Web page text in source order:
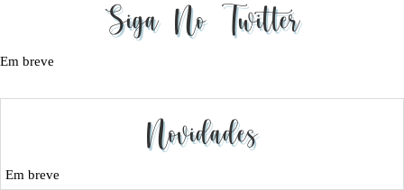
Siga No Twitter
Em breve
Novidades
Em breve